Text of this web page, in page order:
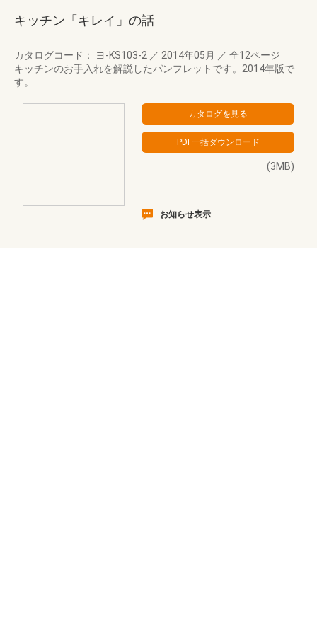
キッチン「キレイ」の話
カタログコード： ヨ-KS103-2 ／ 2014年05月 ／ 全12ページ
キッチンのお手入れを解説したパンフレットです。2014年版で
す。
(3MB)
お知らせ表示